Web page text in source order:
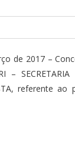
de 2017 –
referente